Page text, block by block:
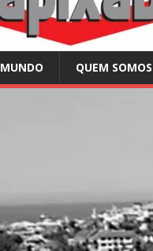
MUNDO QUEM SOMOS